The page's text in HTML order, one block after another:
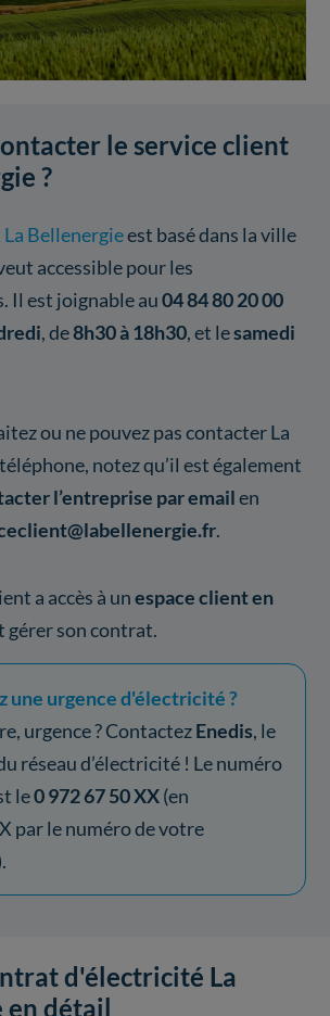
le service client
?
Bellenergieest basé dans la ville
accessible pour les
Il est joignable au04 84 80 20 00
, de8h30 à 18h30, et lesamedi
ou ne pouvez pas contacter La
notez qu’il est également
l’entreprise par emailen
.
a accès à unespace client en
gérer son contrat.
une urgence d'électricité ?
urgence ? ContactezEnedis, le
réseau d’électricité ! Le numéro
le0 972 67 50 XX(en
par le numéro de votre
d'électricité La
en détail